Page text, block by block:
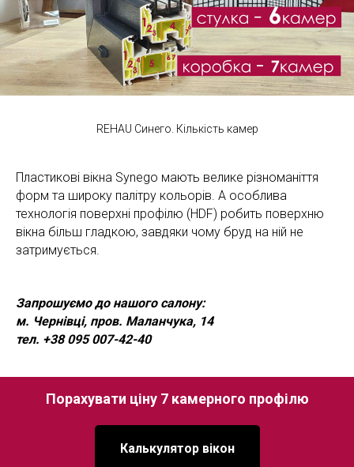
REHAU Синего. Кількість камер
Пластикові вікна Synego мають велике різноманіття
форм та широку палітру кольорів. А особлива
технологія поверхні профілю (HDF) робить поверхню
вікна більш гладкою, завдяки чому бруд на ній не
затримується.
Запрошуємо до нашого салону:
м. Чернівці, пров. Маланчука, 14
тел. +38 095 007-42-40
Порахувати ціну 7 камерного профілю
Калькулятор вікон